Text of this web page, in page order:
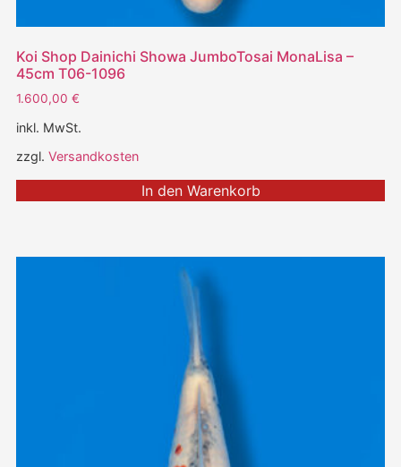
Koi Shop Dainichi Showa JumboTosai MonaLisa –
45cm T06-1096
1.600,00 €
inkl. MwSt.
zzgl. Versandkosten
In den Warenkorb